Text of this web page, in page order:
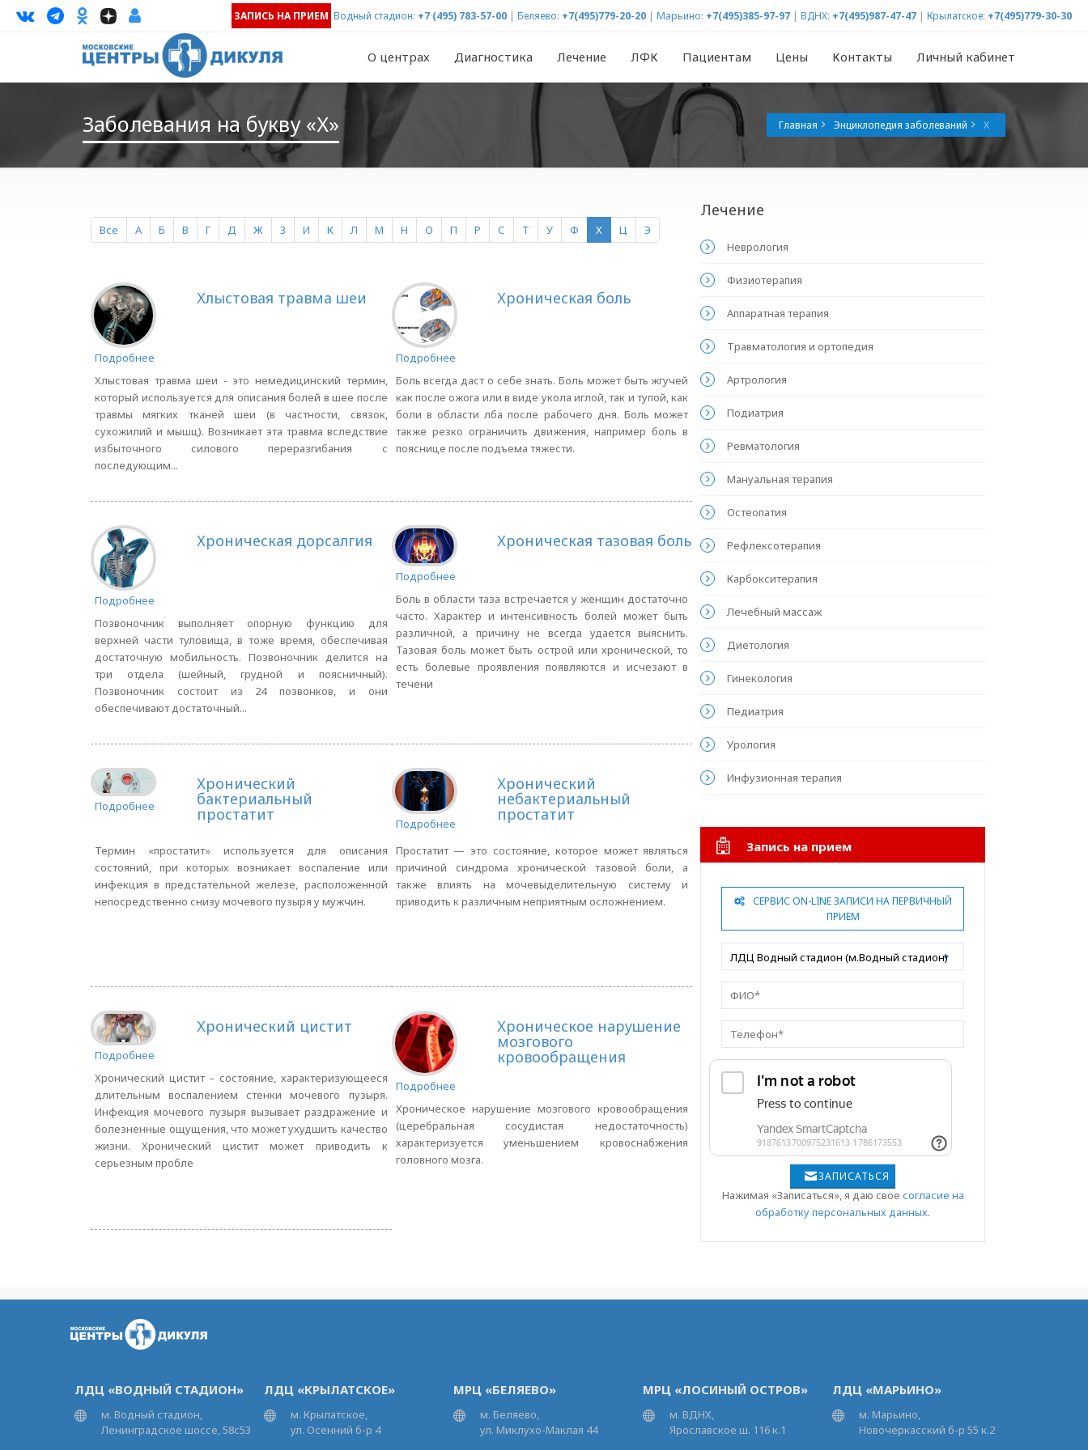
ЗАПИСЬ НА ПРИЕМ Водный стадион: +7 (495) 783-57-00 | Беляево: +7(495)779-20-20 | Марьино: +7(495)385-97-97 | ВДНХ: +7(495)987-47-47 | Крылатское: +7(495)779-30-30
О центрах Диагностика Лечение ЛФК Пациентам Цены Контакты Личный кабинет
Заболевания на букву «Х» Главная Энциклопедия заболеваний Х
Все А Б В Г Д Ж З И К Л М Н О П Р С Т У Ф Х Ц Э
Подробнее
Хлыстовая травма шеи
Хлыстовая травма шеи - это немедицинский термин,
который используется для описания болей в шее после
травмы мягких тканей шеи (в частности, связок,
сухожилий и мышц). Возникает эта травма вследствие
избыточного силового переразгибания с
последующим...
Подробнее
Хроническая боль
Боль всегда даст о себе знать. Боль может быть жгучей
как после ожога или в виде укола иглой, так и тупой, как
боли в области лба после рабочего дня. Боль может
также резко ограничить движения, например боль в
пояснице после подъема тяжести.
Подробнее
Хроническая дорсалгия
Позвоночник выполняет опорную функцию для
верхней части туловища, в тоже время, обеспечивая
достаточную мобильность. Позвоночник делится на
три отдела (шейный, грудной и поясничный).
Позвоночник состоит из 24 позвонков, и они
обеспечивают достаточный...
Подробнее
Хроническая тазовая боль
Боль в области таза встречается у женщин достаточно
часто. Характер и интенсивность болей может быть
различной, а причину не всегда удается выяснить.
Тазовая боль может быть острой или хронической, то
есть болевые проявления появляются и исчезают в
течени
Подробнее
Хронический
бактериальный
простатит
Термин «простатит» используется для описания
состояний, при которых возникает воспаление или
инфекция в предстательной железе, расположенной
непосредственно снизу мочевого пузыря у мужчин.
Подробнее
Хронический
небактериальный
простатит
Простатит — это состояние, которое может являться
причиной синдрома хронической тазовой боли, а
также влиять на мочевыделительную систему и
приводить к различным неприятным осложнением.
Подробнее
Хронический цистит
Хронический цистит – состояние, характеризующееся
длительным воспалением стенки мочевого пузыря.
Инфекция мочевого пузыря вызывает раздражение и
болезненные ощущения, что может ухудшить качество
жизни. Хронический цистит может приводить к
серьезным пробле
Подробнее
Хроническое нарушение
мозгового
кровообращения
Хроническое нарушение мозгового кровообращения
(церебральная сосудистая недостаточность)
характеризуется уменьшением кровоснабжения
головного мозга.
Лечение
Неврология
Физиотерапия
Аппаратная терапия
Травматология и ортопедия
Артрология
Подиатрия
Ревматология
Мануальная терапия
Остеопатия
Рефлексотерапия
Карбокситерапия
Лечебный массаж
Диетология
Гинекология
Педиатрия
Урология
Инфузионная терапия
Запись на прием
СЕРВИС ON-LINE ЗАПИСИ НА ПЕРВИЧНЫЙ
ПРИЕМ
ЗАПИСАТЬСЯ
Нажимая «Записаться», я даю свое согласие на
обработку персональных данных.
ЛДЦ «ВОДНЫЙ СТАДИОН»
м. Водный стадион,
Ленинградское шоссе, 58с53
ЛДЦ «КРЫЛАТСКОЕ»
м. Крылатское,
ул. Осенний б-р 4
МРЦ «БЕЛЯЕВО»
м. Беляево,
ул. Миклухо-Маклая 44
МРЦ «ЛОСИНЫЙ ОСТРОВ»
м. ВДНХ,
Ярославское ш. 116 к.1
ЛДЦ «МАРЬИНО»
м. Марьино,
Новочеркасский б-р 55 к.2